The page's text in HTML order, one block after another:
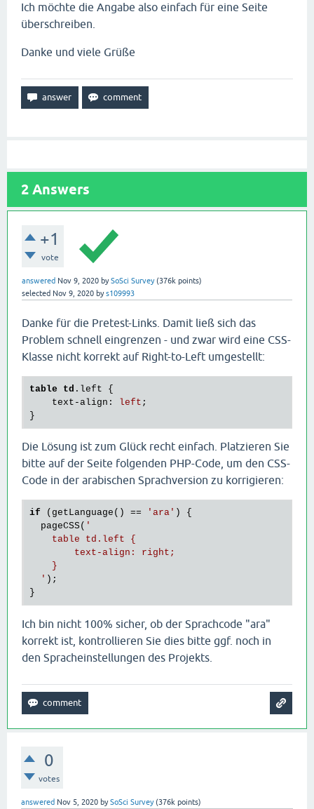
Ich möchte die Angabe also einfach für eine Seite
überschreiben.
Danke und viele Grüße
2 Answers
+1
vote
answered Nov 9, 2020 bySoSci Survey (376k points)
selected Nov 9, 2020 bys109993
Danke für die Pretest-Links. Damit ließ sich das
Problem schnell eingrenzen - und zwar wird eine CSS-
Klasse nicht korrekt auf Right-to-Left umgestellt:
table td .left
{
text-align : left ;
}
Die Lösung ist zum Glück recht einfach. Platzieren Sie
bitte auf der Seite folgenden PHP-Code, um den CSS-
Code in der arabischen Sprachversion zu korrigieren:
if (getLanguage() == 'ara' ) {
  pageCSS(
'
    table td.left {
        text-align: right;
    }
  '
);
Ich bin nicht 100% sicher, ob der Sprachcode "ara"
korrekt ist, kontrollieren Sie dies bitte ggf. noch in
den Spracheinstellungen des Projekts.
0
votes
answered Nov 5, 2020 bySoSci Survey (376k points)